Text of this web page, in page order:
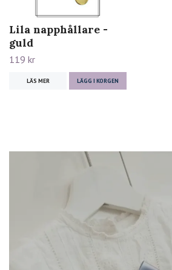
Lila napphållare -
guld
119 kr
LÄS MER LÄGG I KORGEN